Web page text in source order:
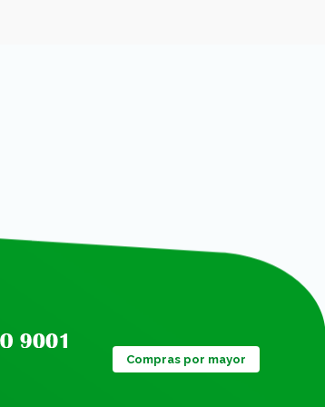
Compras por mayor